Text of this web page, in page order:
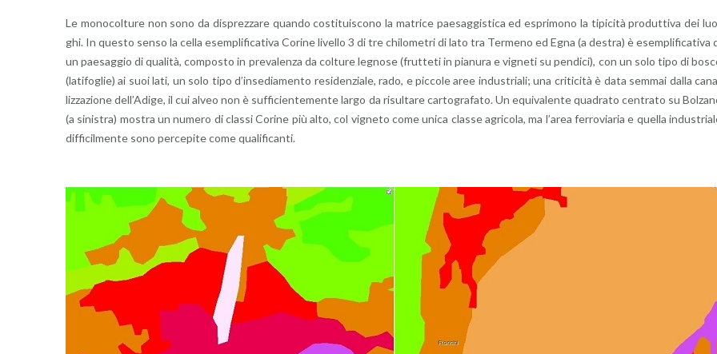
Le mo­no­col­tu­re non sono da di­sprez­za­re quan­do co­sti­tui­sco­no la ma­tri­ce pae­sag­gi­sti­ca ed espri­mo­no la ti­pi­ci­tà pro­dut­ti­va dei
ghi. In que­sto senso la cella esem­pli­fi­ca­ti­va Co­ri­ne li­vel­lo 3 di tre chi­lo­me­tri di lato tra Ter­me­no ed Egna (a de­stra) è esem­pli­fi­ca­ti­va
un pae­sag­gio di qua­li­tà, com­po­sto in pre­va­len­za da col­tu­re le­gno­se (frut­te­ti in pia­nu­ra e vi­gne­ti su pen­di­ci), con un solo tipo di
(la­ti­fo­glie) ai suoi lati, un solo tipo d’in­se­dia­men­to re­si­den­zia­le, rado, e pic­co­le aree in­du­stria­li; una cri­ti­ci­tà è data sem­mai dalla
liz­za­zio­ne del­l’A­di­ge, il cui alveo non è suf­fi­cien­te­men­te largo da ri­sul­ta­re car­to­gra­fa­to. Un equi­va­len­te qua­dra­to cen­tra­to su
(a si­ni­stra) mo­stra un nu­me­ro di clas­si Co­ri­ne più alto, col vi­gne­to come unica clas­se agri­co­la, ma l’a­rea fer­ro­via­ria e quel­la
dif­fi­cil­men­te sono per­ce­pi­te come qua­li­fi­can­ti.